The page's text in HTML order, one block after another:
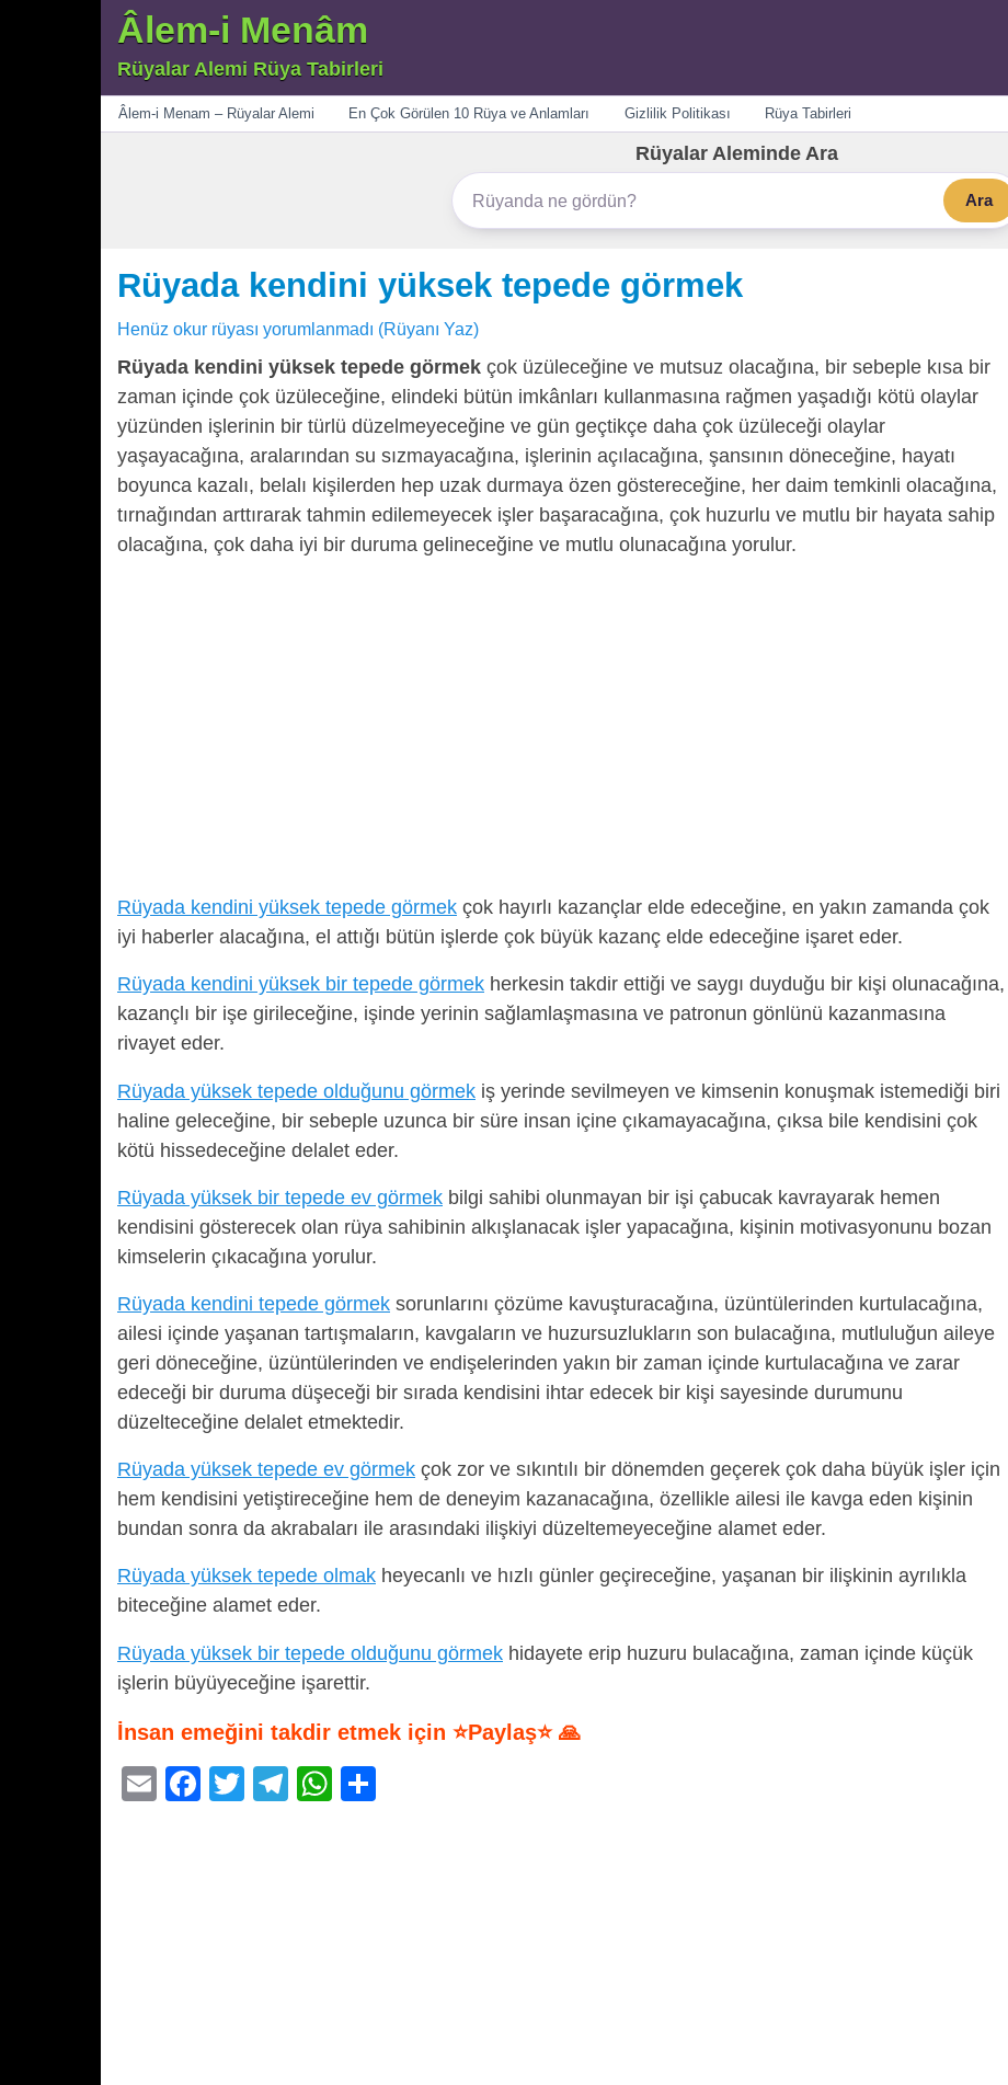
Âlem-i Menâm
Rüyalar Alemi Rüya Tabirleri
Menü
Âlem-i Menam – Rüyalar Alemi En Çok Görülen 10 Rüya ve Anlamları Gizlilik Politikası Rüya Tabirleri
Rüyalar Aleminde Ara
Ara
Rüyada kendini yüksek tepede görmek
Henüz okur rüyası yorumlanmadı (Rüyanı Yaz)
Rüyada kendini yüksek tepede görmek çok üzüleceğine ve mutsuz olacağına, bir sebeple kısa bir
zaman içinde çok üzüleceğine, elindeki bütün imkânları kullanmasına rağmen yaşadığı kötü olaylar
yüzünden işlerinin bir türlü düzelmeyeceğine ve gün geçtikçe daha çok üzüleceği olaylar
yaşayacağına, aralarından su sızmayacağına, işlerinin açılacağına, şansının döneceğine, hayatı
boyunca kazalı, belalı kişilerden hep uzak durmaya özen göstereceğine, her daim temkinli olacağına,
tırnağından arttırarak tahmin edilemeyecek işler başaracağına, çok huzurlu ve mutlu bir hayata sahip
olacağına, çok daha iyi bir duruma gelineceğine ve mutlu olunacağına yorulur.
Rüyada kendini yüksek tepede görmek çok hayırlı kazançlar elde edeceğine, en yakın zamanda çok
iyi haberler alacağına, el attığı bütün işlerde çok büyük kazanç elde edeceğine işaret eder.
Rüyada kendini yüksek bir tepede görmek herkesin takdir ettiği ve saygı duyduğu bir kişi olunacağına,
kazançlı bir işe girileceğine, işinde yerinin sağlamlaşmasına ve patronun gönlünü kazanmasına
rivayet eder.
Rüyada yüksek tepede olduğunu görmek iş yerinde sevilmeyen ve kimsenin konuşmak istemediği biri
haline geleceğine, bir sebeple uzunca bir süre insan içine çıkamayacağına, çıksa bile kendisini çok
kötü hissedeceğine delalet eder.
Rüyada yüksek bir tepede ev görmek bilgi sahibi olunmayan bir işi çabucak kavrayarak hemen
kendisini gösterecek olan rüya sahibinin alkışlanacak işler yapacağına, kişinin motivasyonunu bozan
kimselerin çıkacağına yorulur.
Rüyada kendini tepede görmek sorunlarını çözüme kavuşturacağına, üzüntülerinden kurtulacağına,
ailesi içinde yaşanan tartışmaların, kavgaların ve huzursuzlukların son bulacağına, mutluluğun aileye
geri döneceğine, üzüntülerinden ve endişelerinden yakın bir zaman içinde kurtulacağına ve zarar
edeceği bir duruma düşeceği bir sırada kendisini ihtar edecek bir kişi sayesinde durumunu
düzelteceğine delalet etmektedir.
Rüyada yüksek tepede ev görmek çok zor ve sıkıntılı bir dönemden geçerek çok daha büyük işler için
hem kendisini yetiştireceğine hem de deneyim kazanacağına, özellikle ailesi ile kavga eden kişinin
bundan sonra da akrabaları ile arasındaki ilişkiyi düzeltemeyeceğine alamet eder.
Rüyada yüksek tepede olmak heyecanlı ve hızlı günler geçireceğine, yaşanan bir ilişkinin ayrılıkla
biteceğine alamet eder.
Rüyada yüksek bir tepede olduğunu görmek hidayete erip huzuru bulacağına, zaman içinde küçük
işlerin büyüyeceğine işarettir.
İnsan emeğini takdir etmek için ⭐Paylaş⭐ 🙏
E
F
T
T
W